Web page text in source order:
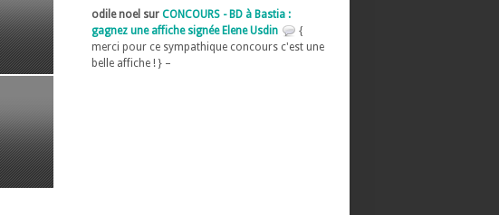
odile noel sur CONCOURS - BD à Bastia :
gagnez une affiche signée Elene Usdin
{
merci pour ce sympathique concours c'est une
belle affiche ! } –